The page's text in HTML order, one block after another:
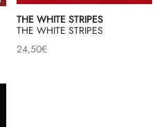
THE WHITE STRIPES
THE WHITE STRIPES
24,50€